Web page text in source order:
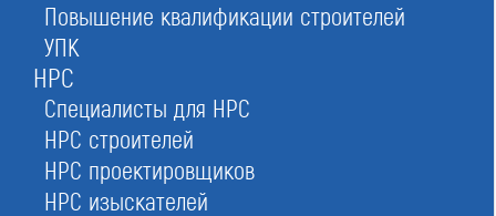
Повышение квалификации строителей
УПК
НРС
Специалисты для НРС
НРС строителей
НРС проектировщиков
НРС изыскателей
Реестр СРО проектировщиков
вступить в проектное СРО и получить доступ к
аукционам и выгодным контрактам